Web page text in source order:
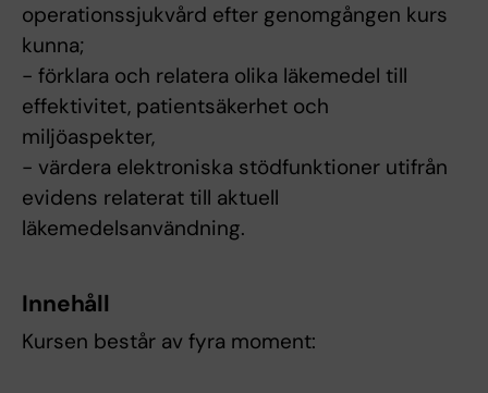
operationssjukvård efter genomgången kurs
kunna;
- förklara och relatera olika läkemedel till
effektivitet, patientsäkerhet och
miljöaspekter,
- värdera elektroniska stödfunktioner utifrån
evidens relaterat till aktuell
läkemedelsanvändning.
Innehåll
Kursen består av fyra moment: